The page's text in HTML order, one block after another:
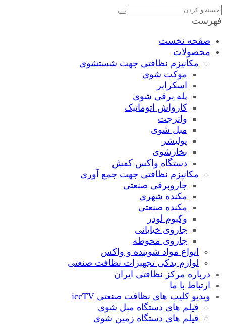
فهرست
صفحه نخست
محصولات
مکانیزم نظافتی جهت شستشوی
موکت شوی
اسکرابر
پله برقی شوی
کارواش اتوماتیک
واترجت
مبل شوی
پولیشر
بخارشوی
دستگاه واکس کفش
مکانیزم نظافتی جهت جمع آوری
جاروبرقی صنعتی
مکنده شهری
مکنده صنعتی
وکیوم لودر
جاروی خیابانی
جاروی محوطه
انواع مواد شوینده و واکس
لوازم یدکی تجهیزات نظافت صنعتی
درباره مرکز نظافتی ایران
ارتباط با ما
ویدیو کلیپ های نظافت صنعتی iccTV
فیلم های دستگاه مبل شوی
فیلم های دستگاه زمین شوی